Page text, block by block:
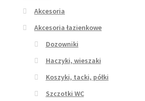
Akcesoria
Akcesoria łazienkowe
Dozowniki
Haczyki, wieszaki
Koszyki, tacki, półki
Szczotki WC